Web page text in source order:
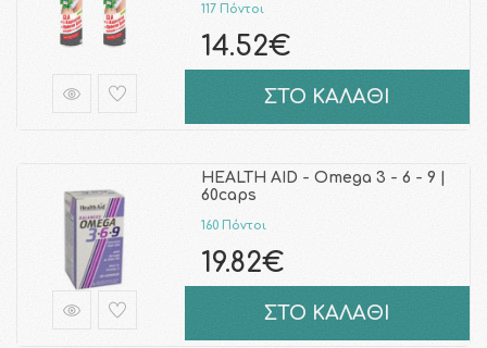
117 Πόντοι
14.52€
ΣΤΟ ΚΑΛΑΘΙ
HEALTH AID - Omega 3 - 6 - 9 |
60caps
160 Πόντοι
19.82€
ΣΤΟ ΚΑΛΑΘΙ